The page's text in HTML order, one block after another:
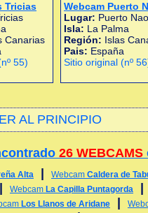
Tricias
Canarias
55)
Webcam Puerto
Lugar: Puerto
Isla: La Palma
Región: Islas
Pais: España
Sitio original (nº
AL PRINCIPIO
26 WEBCAMS
Alta Webcam Caldera de
Webcam La Capilla Puntagorda
Los Llanos de Aridane